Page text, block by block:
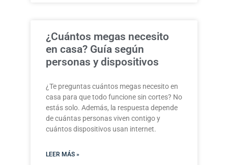
¿Cuántos megas necesito
en casa? Guía según
personas y dispositivos
¿Te preguntas cuántos megas necesito en
casa para que todo funcione sin cortes? No
estás solo. Además, la respuesta depende
de cuántas personas viven contigo y
cuántos dispositivos usan internet.
LEER MÁS »